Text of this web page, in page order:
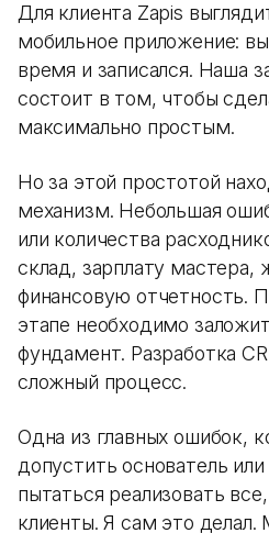
Для клиента Zapis
мобильное приложение:
время и записался. Наша
состоит в том, чтобы
максимально простым.
Но за этой простотой
механизм. Небольшая
или количества
склад, зарплату мастера,
финансовую отчетность.
этапе необходимо
фундамент. Разработка
сложный процесс.
Одна из главных ошибок,
допустить основатель
пытаться реализовать
клиенты. Я сам это делал.